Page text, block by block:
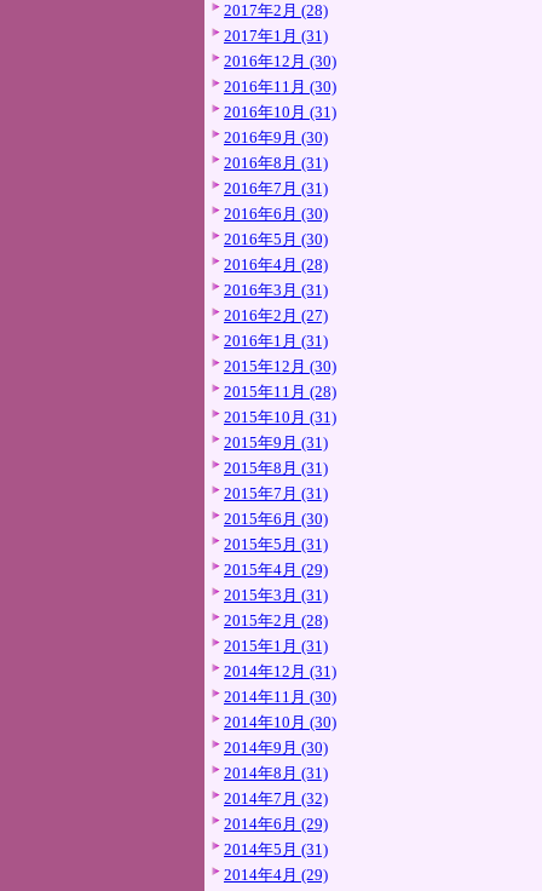
2017年2月 (28)
2017年1月 (31)
2016年12月 (30)
2016年11月 (30)
2016年10月 (31)
2016年9月 (30)
2016年8月 (31)
2016年7月 (31)
2016年6月 (30)
2016年5月 (30)
2016年4月 (28)
2016年3月 (31)
2016年2月 (27)
2016年1月 (31)
2015年12月 (30)
2015年11月 (28)
2015年10月 (31)
2015年9月 (31)
2015年8月 (31)
2015年7月 (31)
2015年6月 (30)
2015年5月 (31)
2015年4月 (29)
2015年3月 (31)
2015年2月 (28)
2015年1月 (31)
2014年12月 (31)
2014年11月 (30)
2014年10月 (30)
2014年9月 (30)
2014年8月 (31)
2014年7月 (32)
2014年6月 (29)
2014年5月 (31)
2014年4月 (29)